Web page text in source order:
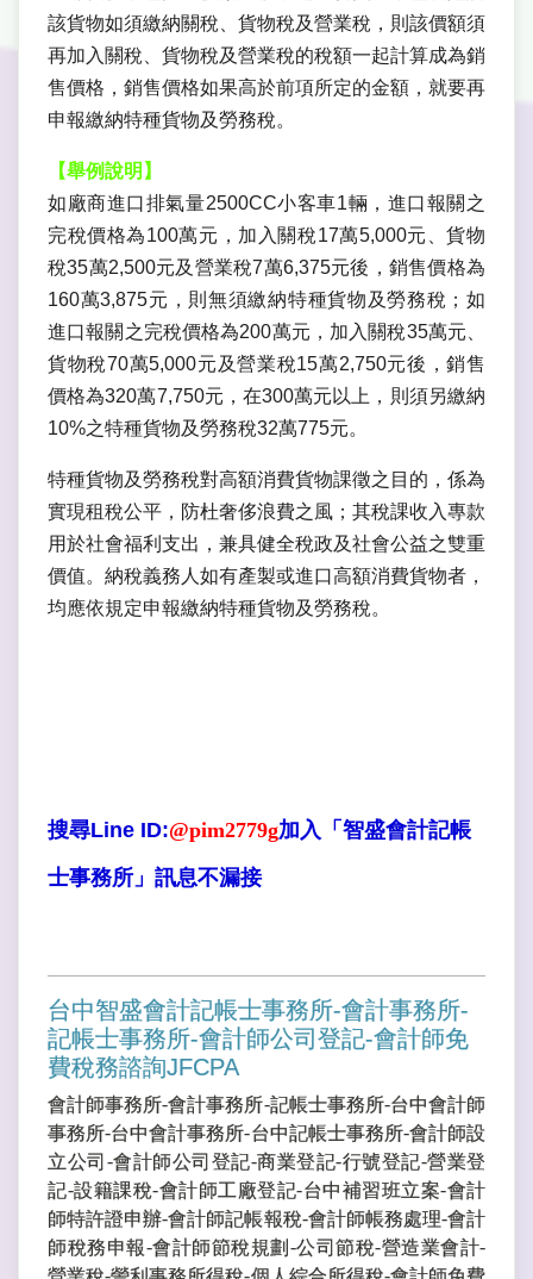
該貨物如須繳納關稅、貨物稅及營業稅，則該價額須
再加入關稅、貨物稅及營業稅的稅額一起計算成為銷
售價格，銷售價格如果高於前項所定的金額，就要再
申報繳納特種貨物及勞務稅。
【舉例說明】
如廠商進口排氣量2500CC小客車1輛，進口報關之
完稅價格為100萬元，加入關稅17萬5,000元、貨物
稅35萬2,500元及營業稅7萬6,375元後，銷售價格為
160萬3,875元，則無須繳納特種貨物及勞務稅；如
進口報關之完稅價格為200萬元，加入關稅35萬元、
貨物稅70萬5,000元及營業稅15萬2,750元後，銷售
價格為320萬7,750元，在300萬元以上，則須另繳納
10%之特種貨物及勞務稅32萬775元。
特種貨物及勞務稅對高額消費貨物課徵之目的，係為
實現租稅公平，防杜奢侈浪費之風；其稅課收入專款
用於社會福利支出，兼具健全稅政及社會公益之雙重
價值。納稅義務人如有產製或進口高額消費貨物者，
均應依規定申報繳納特種貨物及勞務稅。
搜尋Line ID:@pim2779g加入「智盛會計記帳
士事務所」訊息不漏接
台中智盛會計記帳士事務所-會計事務所-
記帳士事務所-會計師公司登記-會計師免
費稅務諮詢JFCPA
會計師事務所-會計事務所-記帳士事務所-台中會計師
事務所-台中會計事務所-台中記帳士事務所-會計師設
立公司-會計師公司登記-商業登記-行號登記-營業登
記-設籍課稅-會計師工廠登記-台中補習班立案-會計
師特許證申辦-會計師記帳報稅-會計師帳務處理-會計
師稅務申報-會計師節稅規劃-公司節稅-營造業會計-